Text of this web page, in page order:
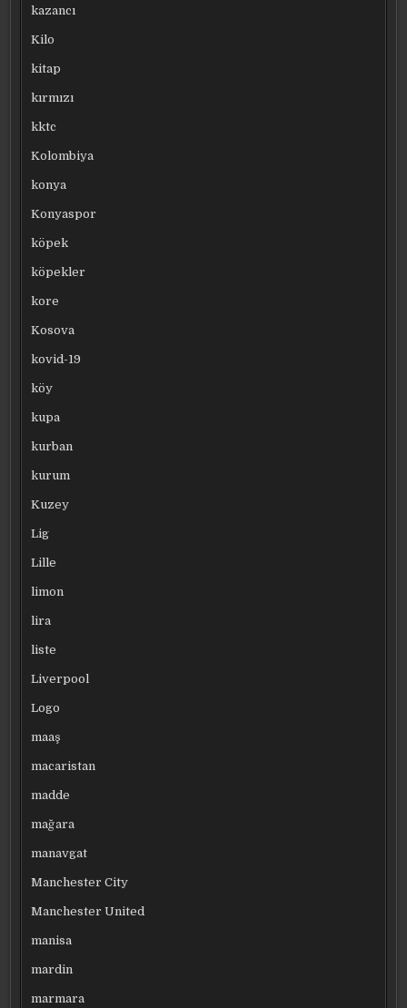
kazancı
Kilo
kitap
kırmızı
kktc
Kolombiya
konya
Konyaspor
köpek
köpekler
kore
Kosova
kovid-19
köy
kupa
kurban
kurum
Kuzey
Lig
Lille
limon
lira
liste
Liverpool
Logo
maaş
macaristan
madde
mağara
manavgat
Manchester City
Manchester United
manisa
mardin
marmara